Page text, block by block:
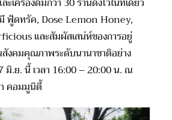
ฟู้ดทรัค, Dose Lemon Honey,
และสัมผัสเสน่ห์ของการอยู่
งคมคุณภาพระดับนานาชาติอย่าง
มิ.ย. นี้ เวลา 16:00 – 20:00 น. ณ
คอมมูนิตี้